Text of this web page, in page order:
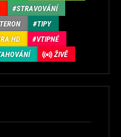
STRAVOVÁNÍ
TIPY
HD
VTIPNÉ
ŽIVĚ